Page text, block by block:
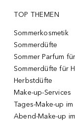
TOP THEMEN
Sommerkosmetik
Sommerdüfte
Sommer Parfum
Sommerdüfte für
Herbstdüfte
Make-up-Services
Tages-Make-up im
Abend-Make-up